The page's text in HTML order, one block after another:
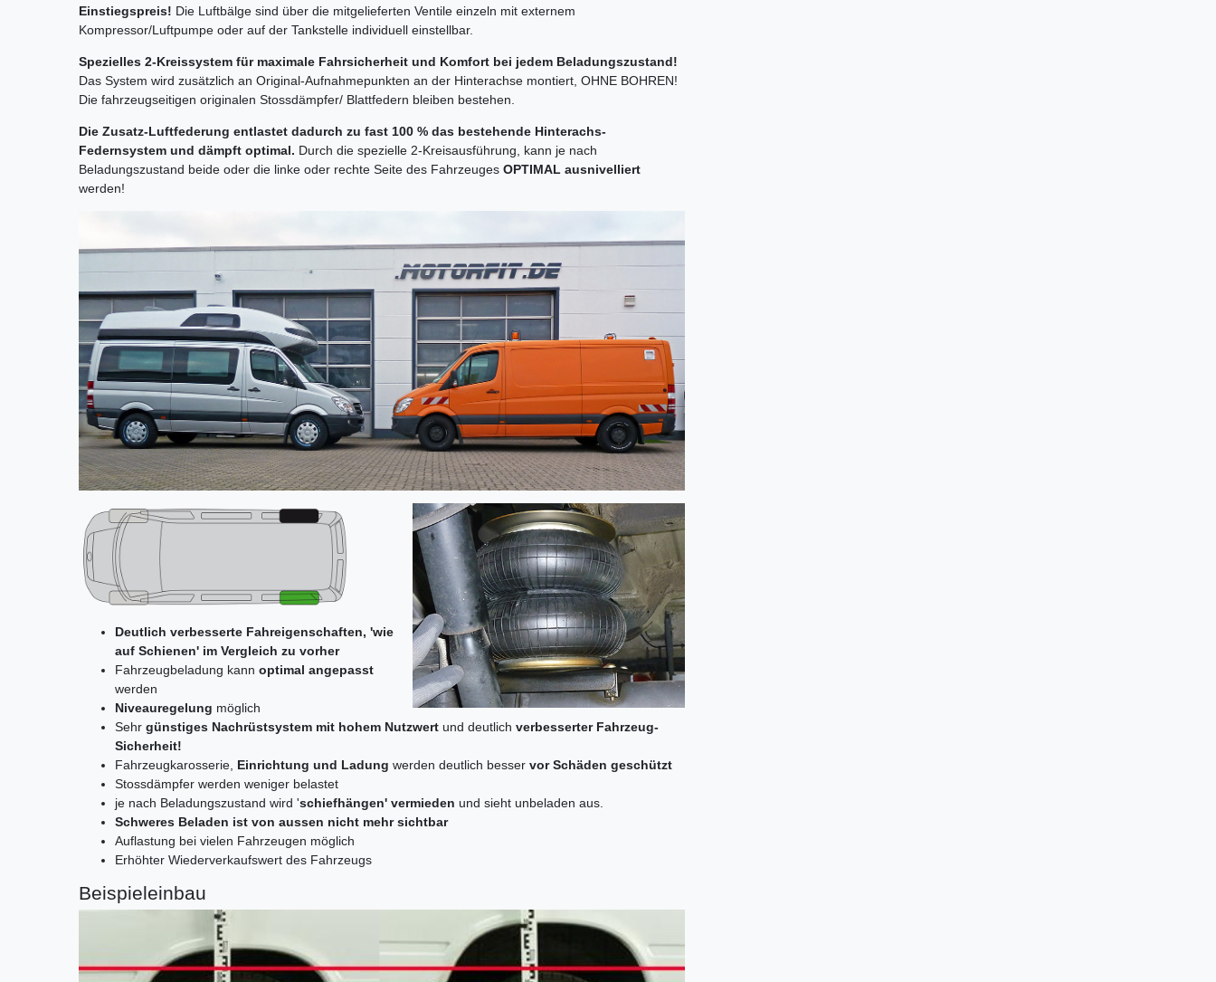
Einstiegspreis! Die Luftbälge sind über die mitgelieferten Ventile einzeln mit externem
Kompressor/Luftpumpe oder auf der Tankstelle individuell einstellbar.
Spezielles 2-Kreissystem für maximale Fahrsicherheit und Komfort bei jedem Beladungszustand!
Das System wird zusätzlich an Original-Aufnahmepunkten an der Hinterachse montiert, OHNE BOHREN!
Die fahrzeugseitigen originalen Stossdämpfer/ Blattfedern bleiben bestehen.
Die Zusatz-Luftfederung entlastet dadurch zu fast 100 % das bestehende Hinterachs-
Federnsystem und dämpft optimal. Durch die spezielle 2-Kreisausführung, kann je nach
Beladungszustand beide oder die linke oder rechte Seite des Fahrzeuges OPTIMAL ausnivelliert
werden!
Deutlich verbesserte Fahreigenschaften, 'wie
auf Schienen' im Vergleich zu vorher
Fahrzeugbeladung kann optimal angepasst
werden
Niveauregelung möglich
Sehr günstiges Nachrüstsystem mit hohem Nutzwert und deutlich verbesserter Fahrzeug-
Sicherheit!
Fahrzeugkarosserie, Einrichtung und Ladung werden deutlich besser vor Schäden geschützt
Stossdämpfer werden weniger belastet
je nach Beladungszustand wird 'schiefhängen' vermieden und sieht unbeladen aus.
Schweres Beladen ist von aussen nicht mehr sichtbar
Auflastung bei vielen Fahrzeugen möglich
Erhöhter Wiederverkaufswert des Fahrzeugs
Beispieleinbau